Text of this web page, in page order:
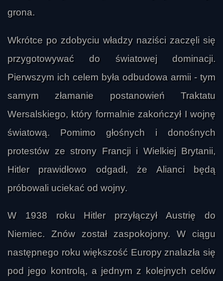
grona.
Wkrótce po zdobyciu władzy naziści zaczęli się
przygotowywać do światowej dominacji.
Pierwszym ich celem była odbudowa armii - tym
samym złamanie postanowień Traktatu
Wersalskiego, który formalnie zakończył I wojnę
światową. Pomimo głośnych i donośnych
protestów ze strony Francji i Wielkiej Brytanii,
Hitler prawidłowo odgadł, że Alianci będą
próbowali uciekać od wojny.
W 1938 roku Hitler przyłączył Austrię do
Niemiec. Znów został zaspokojony. W ciągu
następnego roku większość Europy znalazła się
pod jego kontrolą, a jednym z kolejnych celów